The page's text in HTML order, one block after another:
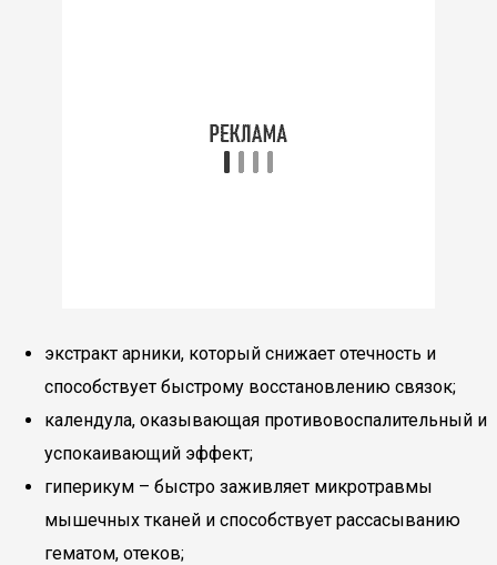
экстракт арники, который снижает отечность и
способствует быстрому восстановлению связок;
календула, оказывающая противовоспалительный и
успокаивающий эффект;
гиперикум – быстро заживляет микротравмы
мышечных тканей и способствует рассасыванию
гематом, отеков;